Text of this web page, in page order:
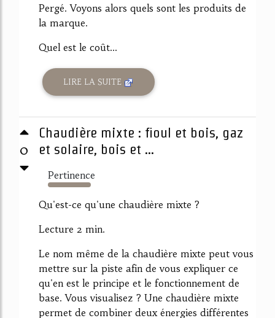
Pergé. Voyons alors quels sont les produits de
la marque.
Quel est le coût...
LIRE LA SUITE
0
Chaudière mixte : fioul et bois, gaz
et solaire, bois et ...
Pertinence
2996%
Qu'est-ce qu'une chaudière mixte ?
Lecture 2 min.
Le nom même de la chaudière mixte peut vous
mettre sur la piste afin de vous expliquer ce
qu'en est le principe et le fonctionnement de
base. Vous visualisez ? Une chaudière mixte
permet de combiner deux énergies différentes